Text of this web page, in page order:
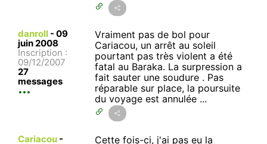
danroll - 09
juin 2008
Inscription :
09/12/2007
27
messages
Vraiment pas de bol pour
Cariacou, un arrêt au soleil
pourtant pas très violent a été
fatal au Baraka. La surpression a
fait sauter une soudure . Pas
réparable sur place, la poursuite
du voyage est annulée ...
Cariacou -
Cette fois-ci, j'ai pas eu la